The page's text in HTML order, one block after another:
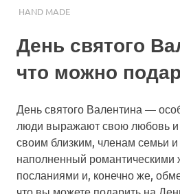
23.10.2023
ПОДАРЧЕК
HAND MADE
День святого
что можно
День святого Валентина —
люди выражают свою любовь и
своим близким, членам семьи и
наполненный романтическими
посланиями и, конечно же,
что вы можете подарить на